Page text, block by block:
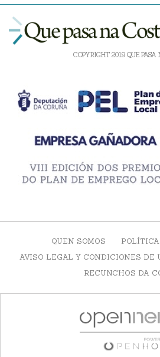
COPYRIGHT 2019 QUE
QUEN SOMOS
AVISO LEGAL Y CONDICIONES DE
RECUNCHOS DA